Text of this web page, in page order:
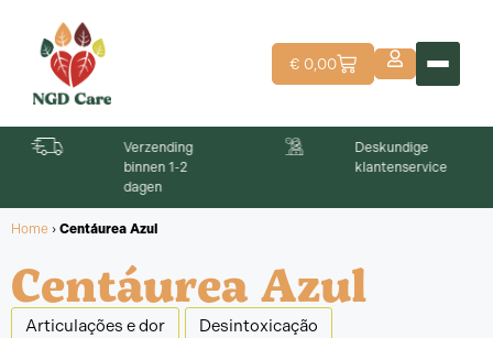
€ 0,00
Deskundige
klantenservice
Produto
qualidade
Home › Centáurea Azul
Centáurea Azul
Articulações e dor Desintoxicação